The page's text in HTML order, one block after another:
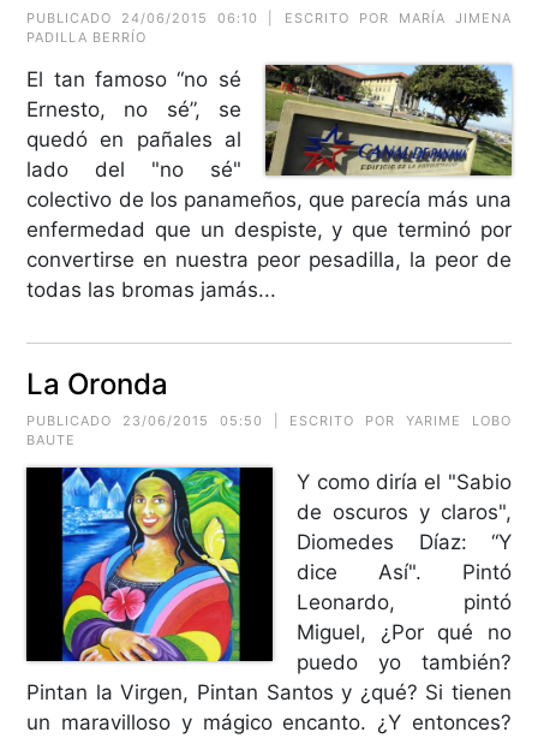
PUBLICADO 24/06/2015 06:10 | ESCRITO POR
MARÍA JIMENA
PADILLA BERRÍO
El tan famoso “no sé
Ernesto, no sé”, se
quedó en pañales al
lado del "no sé"
colectivo de los panameños, que parecía más una
enfermedad que un despiste, y que terminó por
convertirse en nuestra peor pesadilla, la peor de
todas las bromas jamás...
La Oronda
PUBLICADO 23/06/2015 05:50 | ESCRITO POR YARIME LOBO
BAUTE
Y como diría el "Sabio
de oscuros y claros",
Diomedes Díaz: “Y
dice Así". Pintó
Leonardo, pintó
Miguel, ¿Por qué no
puedo yo también?
Pintan la Virgen, Pintan Santos y ¿qué? Si tienen
un maravilloso y mágico encanto. ¿Y entonces?